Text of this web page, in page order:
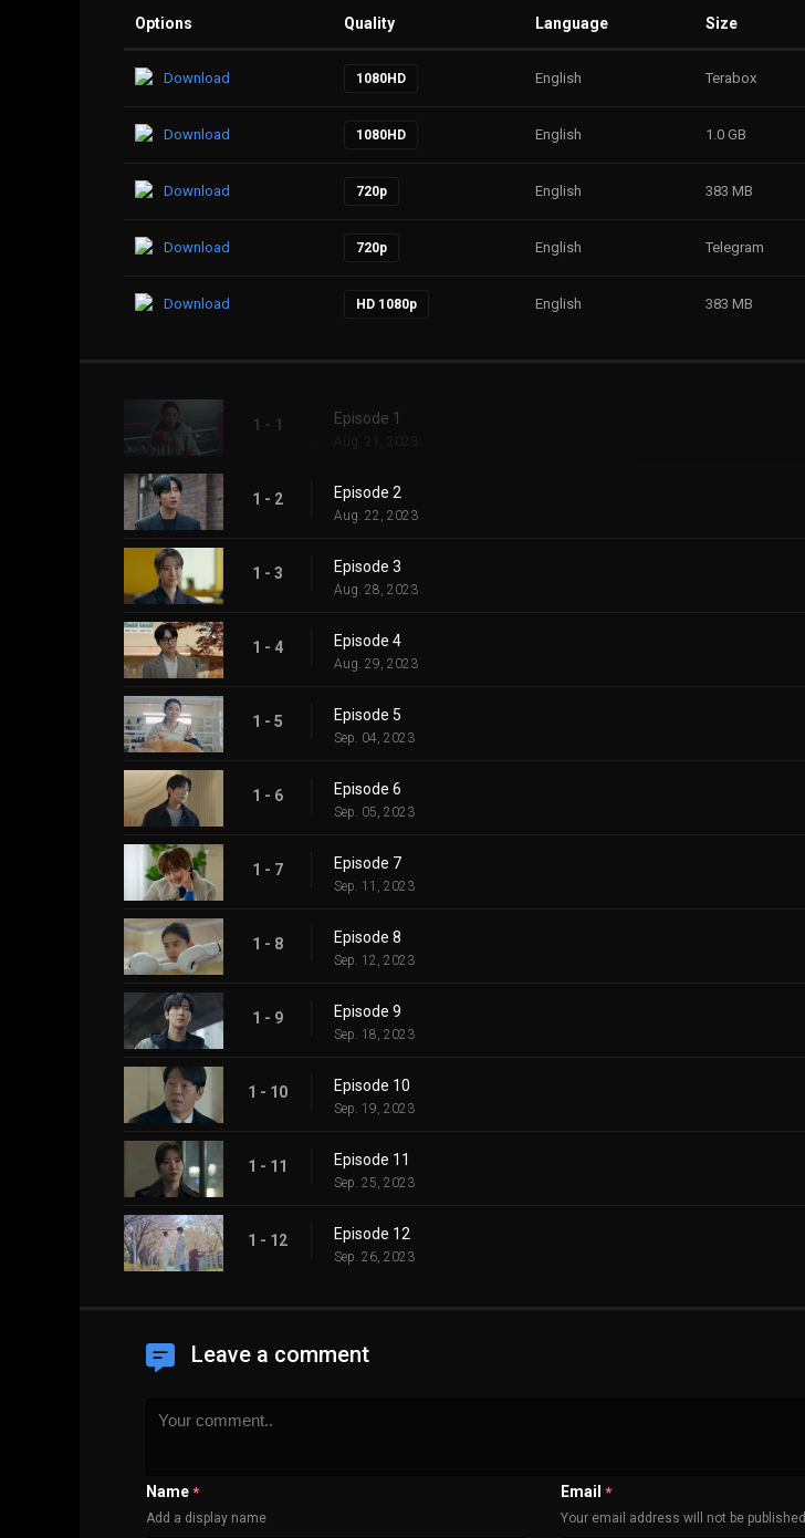
Options Quality Language Size
Download 1080HD English Terabox
Download 1080HD English 1.0 GB
Download 720p English 383 MB
Download 720p English Telegram
Download HD 1080p English 383 MB
1 - 1 Episode 1
Aug. 21, 2023
1 - 2 Episode 2
Aug. 22, 2023
1 - 3 Episode 3
Aug. 28, 2023
1 - 4 Episode 4
Aug. 29, 2023
1 - 5 Episode 5
Sep. 04, 2023
1 - 6 Episode 6
Sep. 05, 2023
1 - 7 Episode 7
Sep. 11, 2023
1 - 8 Episode 8
Sep. 12, 2023
1 - 9 Episode 9
Sep. 18, 2023
1 - 10 Episode 10
Sep. 19, 2023
1 - 11 Episode 11
Sep. 25, 2023
1 - 12 Episode 12
Sep. 26, 2023
Leave a comment
Name *
Add a display name
Email *
Your email address will not be published